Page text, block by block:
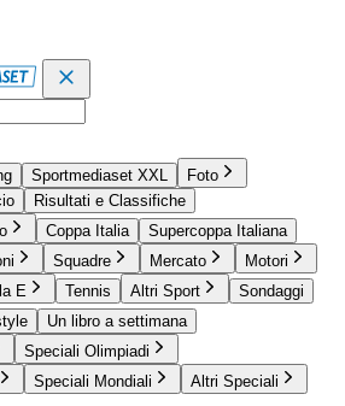
Sportmediaset XXL
Foto
Risultati e Classifiche
Coppa Italia
Supercoppa Italiana
Squadre Mercato
Motori
E Tennis Altri Sport
Sondaggi
Un libro a settimana
Speciali Olimpiadi
Speciali Mondiali Altri Speciali